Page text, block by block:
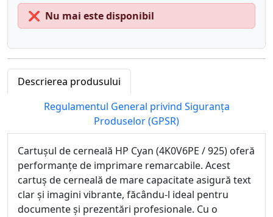
❌ Nu mai este disponibil
Descrierea produsului
Regulamentul General privind Siguranța
Produselor (GPSR)
Cartușul de cerneală HP Cyan (4K0V6PE / 925) oferă
performanțe de imprimare remarcabile. Acest
cartuș de cerneală de mare capacitate asigură text
clar și imagini vibrante, făcându-l ideal pentru
documente și prezentări profesionale. Cu o